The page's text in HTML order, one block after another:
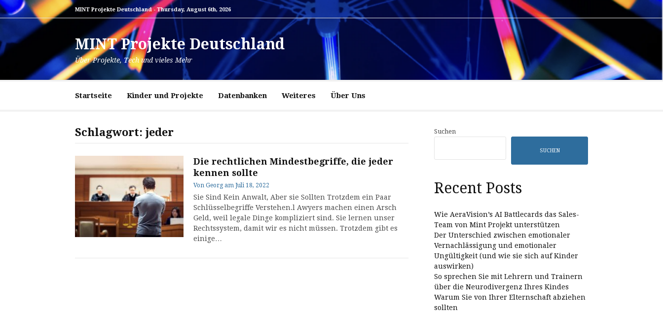
Zum
Inhalt
MINT Projekte Deutschland - Thursday, August 6th, 2026
Policy
Page
MINT Projekte Deutschland
Über Projekte, Tech und vieles Mehr
Startseite Kinder und Projekte Datenbanken Weiteres Über Uns
Schlagwort: jeder
Die rechtlichen Mindestbegriffe, die jeder
kennen sollte
Von Georg am Juli 18, 2022
Sie Sind Kein Anwalt, Aber sie Sollten Trotzdem ein Paar
Schlüsselbegriffe Verstehen.l Awyers machen einen Arsch
Geld, weil legale Dinge kompliziert sind. Sie lernen unser
Rechtssystem, damit wir es nicht müssen. Trotzdem gibt es
einige…
Suchen
SUCHEN
Recent Posts
Wie AeraVision’s AI Battlecards das Sales-
Team von Mint Projekt unterstützen
Der Unterschied zwischen emotionaler
Vernachlässigung und emotionaler
Ungültigkeit (und wie sie sich auf Kinder
auswirken)
So sprechen Sie mit Lehrern und Trainern
über die Neurodivergenz Ihres Kindes
Warum Sie von Ihrer Elternschaft abziehen
sollten